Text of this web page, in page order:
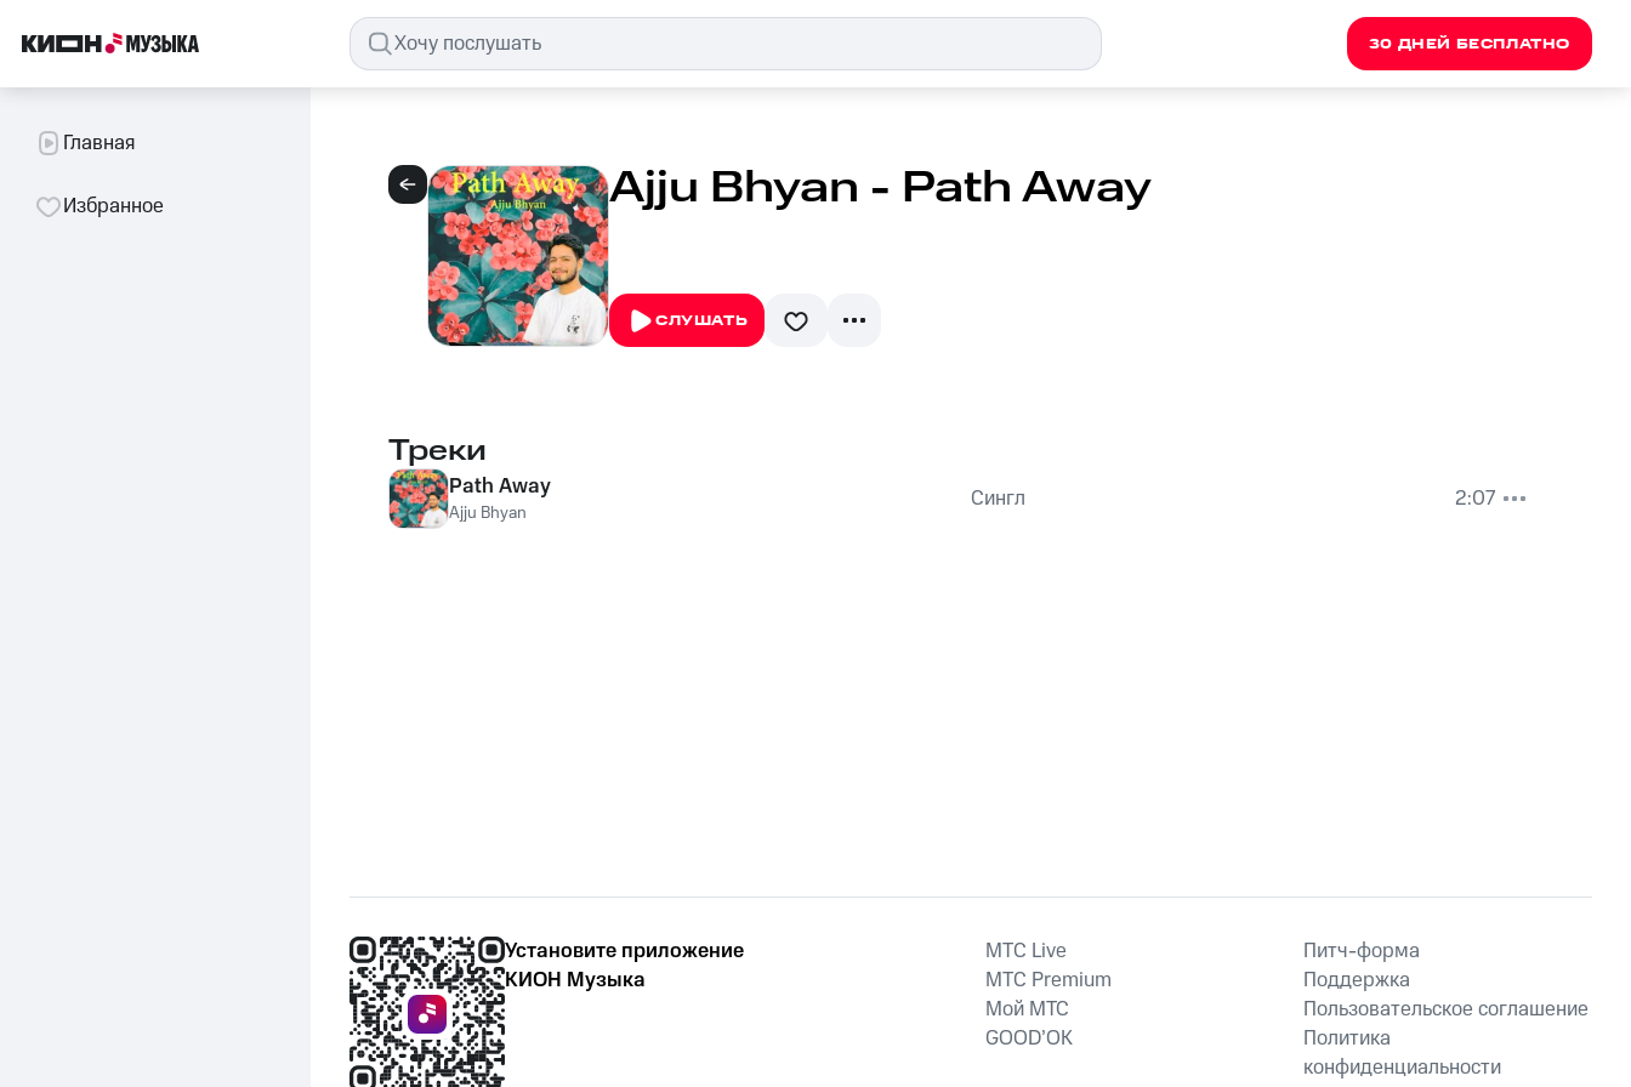
30 ДНЕЙ БЕСПЛАТНО
Главная
Избранное Ajju Bhyan - Path Away
СЛУШАТЬ
Треки
Path Away
Ajju Bhyan Сингл 2:07
Установите приложение
КИОН Музыка
MTС Live
MTС Premium
Мой МТС
GOOD’OK
Питч-форма
Поддержка
Пользовательское соглашение
Политика
конфиденциальности